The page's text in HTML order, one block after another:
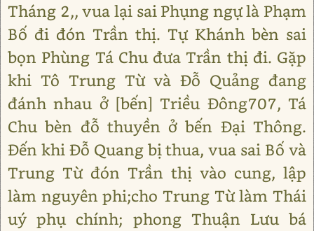
Tháng 2,, vua lại sai Phụng ngự là Phạm
Bố đi đón Trần thị. Tự Khánh bèn sai
bọn Phùng Tá Chu đưa Trần thị đi. Gặp
khi Tô Trung Từ và Đỗ Quảng đang
đánh nhau ở [bến] Triều Đông707, Tá
Chu bèn đỗ thuyền ở bến Đại Thông.
Đến khi Đỗ Quang bị thua, vua sai Bố và
Trung Từ đón Trần thị vào cung, lập
làm nguyên phi;cho Trung Từ làm Thái
uý phụ chính; phong Thuận Lưu bá